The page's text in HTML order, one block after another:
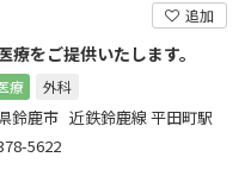
追加
療をご提供いたします。
療 外科
鈴鹿市 近鉄鈴鹿線 平田町駅
5622